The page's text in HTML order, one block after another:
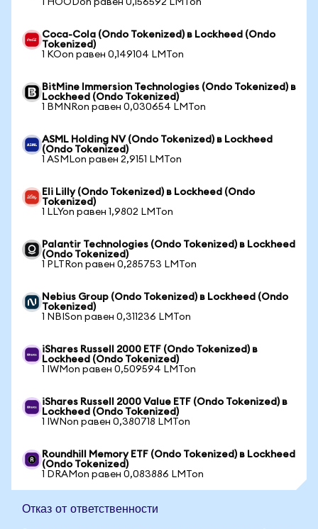
1 HOODon равен 0,156592 LMTon
Coca-Cola (Ondo Tokenized) в Lockheed (Ondo
Tokenized)
1 KOon равен 0,149104 LMTon
BitMine Immersion Technologies (Ondo Tokenized) в
Lockheed (Ondo Tokenized)
1 BMNRon равен 0,030654 LMTon
ASML Holding NV (Ondo Tokenized) в Lockheed
(Ondo Tokenized)
1 ASMLon равен 2,9151 LMTon
Eli Lilly (Ondo Tokenized) в Lockheed (Ondo
Tokenized)
1 LLYon равен 1,9802 LMTon
Palantir Technologies (Ondo Tokenized) в Lockheed
(Ondo Tokenized)
1 PLTRon равен 0,285753 LMTon
Nebius Group (Ondo Tokenized) в Lockheed (Ondo
Tokenized)
1 NBISon равен 0,311236 LMTon
iShares Russell 2000 ETF (Ondo Tokenized) в
Lockheed (Ondo Tokenized)
1 IWMon равен 0,509594 LMTon
iShares Russell 2000 Value ETF (Ondo Tokenized) в
Lockheed (Ondo Tokenized)
1 IWNon равен 0,380718 LMTon
Roundhill Memory ETF (Ondo Tokenized) в Lockheed
(Ondo Tokenized)
1 DRAMon равен 0,083886 LMTon
Отказ от ответственности